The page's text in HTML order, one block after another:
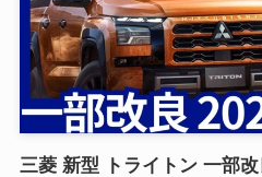
三菱 新型 トライトン 一部